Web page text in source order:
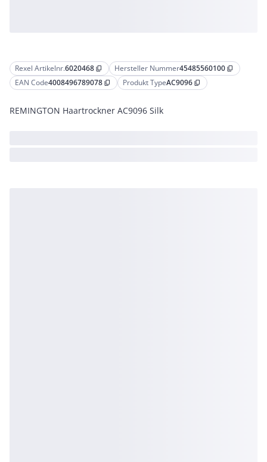
Rexel Artikelnr.6020468 content_copy Hersteller Nummer45485560100 content_copy
EAN Code4008496789078 content_copy Produkt TypeAC9096 content_copy
REMINGTON Haartrockner AC9096 Silk